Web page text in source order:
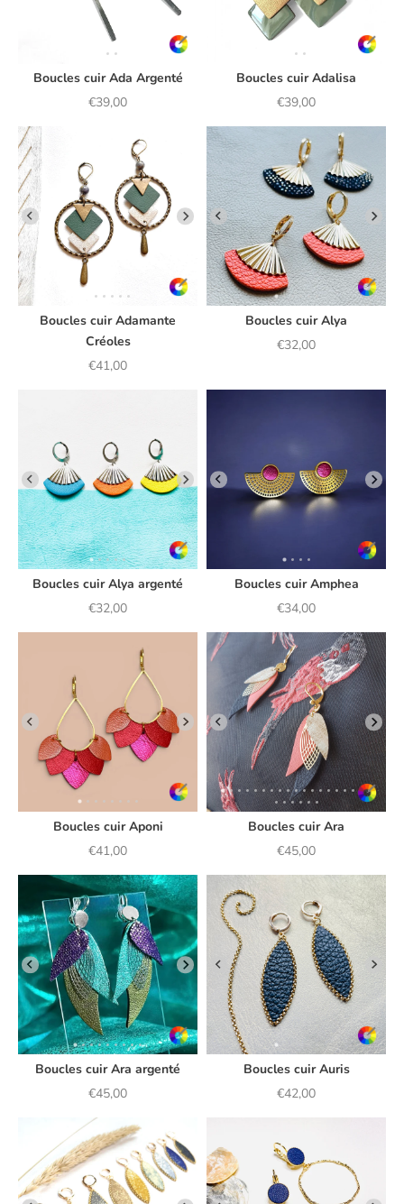
Boucles cuir Ada Argenté
Prix de vente
€39,00
Boucles cuir Adalisa
Prix de vente
€39,00
Boucles cuir Adamante
Créoles
Prix de vente
€41,00
Boucles cuir Alya
Prix de vente
€32,00
Boucles cuir Alya argenté
Prix de vente
€32,00
Boucles cuir Amphea
Prix de vente
€34,00
Boucles cuir Aponi
Prix de vente
€41,00
Boucles cuir Ara
Prix de vente
€45,00
Boucles cuir Ara argenté
Prix de vente
€45,00
Boucles cuir Auris
Prix de vente
€42,00